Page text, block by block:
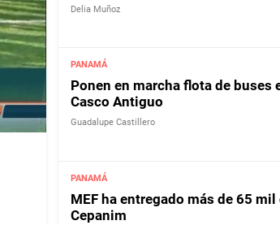
Delia Muñoz
PANAMÁ
Ponen en marcha flota de buses
Casco Antiguo
Guadalupe Castillero
PANAMÁ
MEF ha entregado más de 65
Cepanim